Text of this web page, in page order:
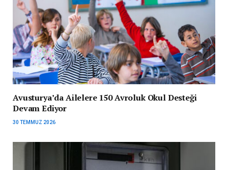
Avusturya’da Ailelere 150 Avroluk Okul Desteği
Devam Ediyor
30 TEMMUZ 2026